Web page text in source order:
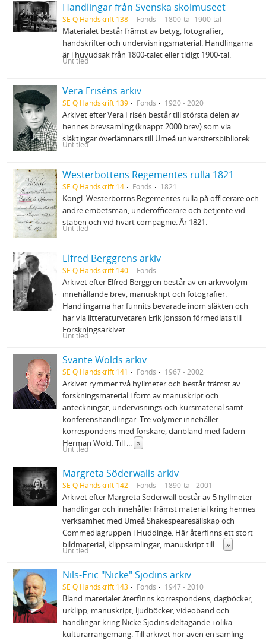
Handlingar från Svenska skolmuseet
SE Q Handskrift 138 Fonds 1800-tal-1900-tal
Materialet består främst av betyg, fotografier,
handskrifter och undervisningsmaterial. Handlingarna
är i huvudsak från 1800-talet eller tidigt 1900-tal.
Untitled
Vera Friséns arkiv
SE Q Handskrift 139 Fonds 1920 - 2020
Arkivet efter Vera Frisén består till största delen av
hennes brevsamling (knappt 2000 brev) som via
släktingar överlämnats till Umeå universitetsbibliotek.
Untitled
Westerbottens Regementes rulla 1821
SE Q Handskrift 14 Fonds 1821
Kongl. Westerbottns Regementes rulla på officerare och
andre embetsmän, underofficerare och betjente vid
staben och vid hvart compagnie. År 1821.
Untitled
Elfred Berggrens arkiv
SE Q Handskrift 140 Fonds
Arkivet efter Elfred Berggren består av en arkivvolym
innehållande brev, manuskript och fotografier.
Handlingarna har funnits bevarade inom släkten och
har via litteraturvetaren Erik Jonsson förmedlats till
Forskningsarkivet.
Untitled
Svante Wolds arkiv
SE Q Handskrift 141 Fonds 1967 - 2002
Arkivet rymmer två hyllmeter och består främst av
forskningsmaterial i form av manuskript och
anteckningar, undervisnings-och kursmaterial samt
konferenshandlingar. Tre volymer innehåller
korrespondens med forskare, däribland med fadern
Herman Wold. Till ... »
Untitled
Margreta Söderwalls arkiv
SE Q Handskrift 142 Fonds 1890-tal- 2001
Arkivet efter Margreta Söderwall består av 5 hyllmeter
handlingar och innehåller främst material kring hennes
verksamhet med Umeå Shakespearesällskap och
Commediagruppen i Huddinge. Här återfinns ett stort
bildmaterial, klippsamlingar, manuskript till ... »
Untitled
Nils-Eric "Nicke" Sjödins arkiv
SE Q Handskrift 143 Fonds 1947 - 2010
Bland materialet återfinns korrespondens, dagböcker,
urklipp, manuskript, ljudböcker, videoband och
handlingar kring Nicke Sjödins deltagande i olika
kulturarrangemang. Till arkivet hör även en samling